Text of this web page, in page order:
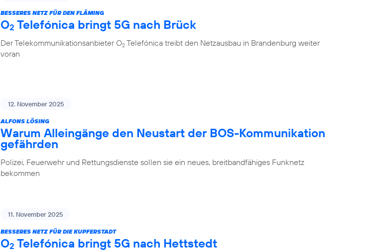
BESSERES NETZ FÜR DEN FLÄMING
O2 Telefónica bringt 5G nach Brück
Der Telekommunikationsanbieter O2 Telefónica treibt den Netzausbau in Brandenburg weiter
voran
12. November 2025
ALFONS LÖSING
Warum Alleingänge den Neustart der BOS-Kommunikation
gefährden
Polizei, Feuerwehr und Rettungsdienste sollen sie ein neues, breitbandfähiges Funknetz
bekommen
11. November 2025
BESSERES NETZ FÜR DIE KUPFERSTADT
O2 Telefónica bringt 5G nach Hettstedt